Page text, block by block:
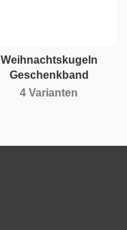
Weihnachtskugeln
Geschenkband
4 Varianten